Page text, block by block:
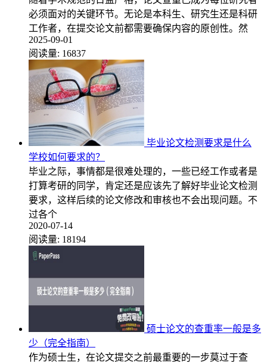
必须面对的关键环节。无论是本科生、研究生还是科研
工作者，在提交论文前都需要确保内容的原创性。然
2025-09-01
阅读量: 16837
毕业论文检测要求是什么
学校如何要求的？
毕业之际，事情都是很难处理的，一些已经工作或者是
打算考研的同学，肯定还是应该先了解好毕业论文检测
要求，这样后续的论文修改和审核也不会出现问题。不
过各个
2020-07-14
阅读量: 18194
硕士论文的查重率一般是多
少（完全指南）
作为硕士生，在论文提交之前最重要的一步莫过于查